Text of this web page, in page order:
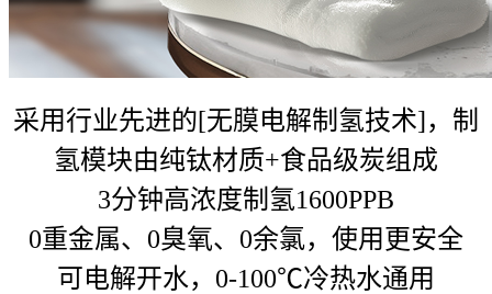
采用行业先进的[无膜电解制氢技术]，制
氢模块由纯钛材质+食品级炭组成
3分钟高浓度制氢1600PPB
0重金属、0臭氧、0余氯，使用更安全
可电解开水，0-100℃冷热水通用